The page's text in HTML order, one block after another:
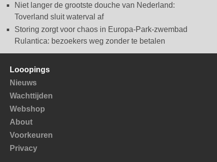
Niet langer de grootste douche van Nederland:
Toverland sluit waterval af
Storing zorgt voor chaos in Europa-Park-zwembad
Rulantica: bezoekers weg zonder te betalen
Looopings
Nieuws
Wachttijden
Webshop
About
Voorkeuren
Privacy